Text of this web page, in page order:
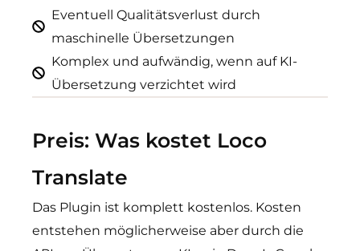
Eventuell Qualitätsverlust durch
maschinelle Übersetzungen
Komplex und aufwändig, wenn auf KI-
Übersetzung verzichtet wird
Preis: Was kostet Loco
Translate
Das Plugin ist komplett kostenlos. Kosten
entstehen möglicherweise aber durch die